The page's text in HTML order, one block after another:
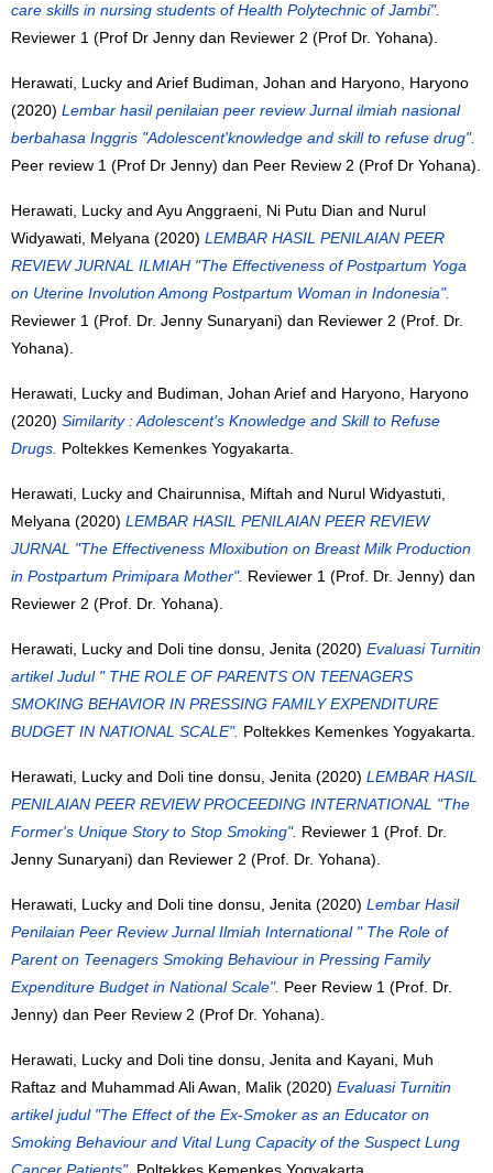
care skills in nursing students of Health Polytechnic of Jambi".
Reviewer 1 (Prof Dr Jenny dan Reviewer 2 (Prof Dr. Yohana).
Herawati, Lucky and Arief Budiman, Johan and Haryono, Haryono
(2020) Lembar hasil penilaian peer review Jurnal ilmiah nasional
berbahasa Inggris "Adolescent'knowledge and skill to refuse drug".
Peer review 1 (Prof Dr Jenny) dan Peer Review 2 (Prof Dr Yohana).
Herawati, Lucky and Ayu Anggraeni, Ni Putu Dian and Nurul
Widyawati, Melyana (2020) LEMBAR HASIL PENILAIAN PEER
REVIEW JURNAL ILMIAH "The Effectiveness of Postpartum Yoga
on Uterine Involution Among Postpartum Woman in Indonesia".
Reviewer 1 (Prof. Dr. Jenny Sunaryani) dan Reviewer 2 (Prof. Dr.
Yohana).
Herawati, Lucky and Budiman, Johan Arief and Haryono, Haryono
(2020) Similarity : Adolescent’s Knowledge and Skill to Refuse
Drugs. Poltekkes Kemenkes Yogyakarta.
Herawati, Lucky and Chairunnisa, Miftah and Nurul Widyastuti,
Melyana (2020) LEMBAR HASIL PENILAIAN PEER REVIEW
JURNAL "The Effectiveness Mloxibution on Breast Milk Production
in Postpartum Primipara Mother". Reviewer 1 (Prof. Dr. Jenny) dan
Reviewer 2 (Prof. Dr. Yohana).
Herawati, Lucky and Doli tine donsu, Jenita (2020) Evaluasi Turnitin
artikel Judul " THE ROLE OF PARENTS ON TEENAGERS
SMOKING BEHAVIOR IN PRESSING FAMILY EXPENDITURE
BUDGET IN NATIONAL SCALE". Poltekkes Kemenkes Yogyakarta.
Herawati, Lucky and Doli tine donsu, Jenita (2020) LEMBAR HASIL
PENILAIAN PEER REVIEW PROCEEDING INTERNATIONAL "The
Former's Unique Story to Stop Smoking". Reviewer 1 (Prof. Dr.
Jenny Sunaryani) dan Reviewer 2 (Prof. Dr. Yohana).
Herawati, Lucky and Doli tine donsu, Jenita (2020) Lembar Hasil
Penilaian Peer Review Jurnal Ilmiah International " The Role of
Parent on Teenagers Smoking Behaviour in Pressing Family
Expenditure Budget in National Scale". Peer Review 1 (Prof. Dr.
Jenny) dan Peer Review 2 (Prof Dr. Yohana).
Herawati, Lucky and Doli tine donsu, Jenita and Kayani, Muh
Raftaz and Muhammad Ali Awan, Malik (2020) Evaluasi Turnitin
artikel judul "The Effect of the Ex-Smoker as an Educator on
Smoking Behaviour and Vital Lung Capacity of the Suspect Lung